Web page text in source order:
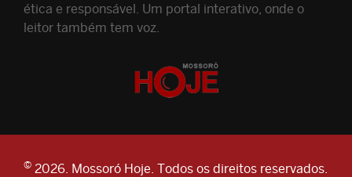
ética e responsável. Um portal interativo, onde o
leitor também tem voz.
© 2026. Mossoró Hoje. Todos os direitos reservados.